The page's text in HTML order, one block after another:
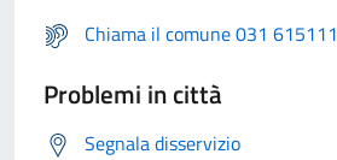
Chiama il comune 031 615111
Problemi in città
Segnala disservizio